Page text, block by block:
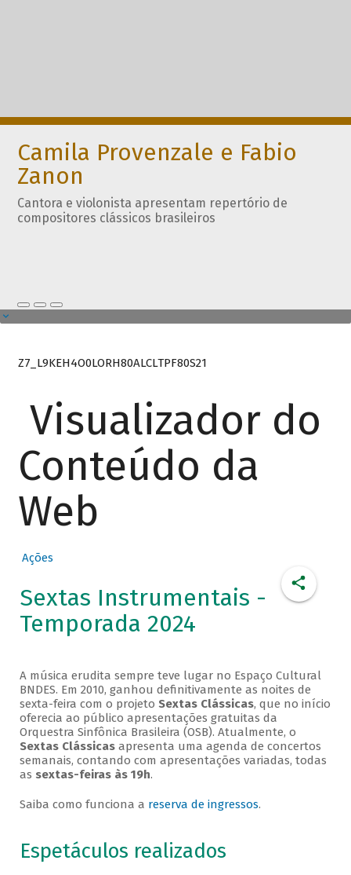
Camila Provenzale e Fabio
Zanon
Cantora e violonista apresentam repertório de
compositores clássicos brasileiros
Z7_L9KEH4O0LORH80ALCLTPF80S21
Visualizador do
Conteúdo da
Web
Ações
Sextas Instrumentais -
Temporada 2024
A música erudita sempre teve lugar no Espaço Cultural
BNDES. Em 2010, ganhou definitivamente as noites de
sexta-feira com o projeto Sextas Clássicas, que no início
oferecia ao público apresentações gratuitas da
Orquestra Sinfônica Brasileira (OSB). Atualmente, o
Sextas Clássicasapresenta uma agenda de concertos
semanais, contando com apresentações variadas, todas
as sextas-feiras às 19h.
Saiba como funciona a reserva de ingressos.
Espetáculos realizados